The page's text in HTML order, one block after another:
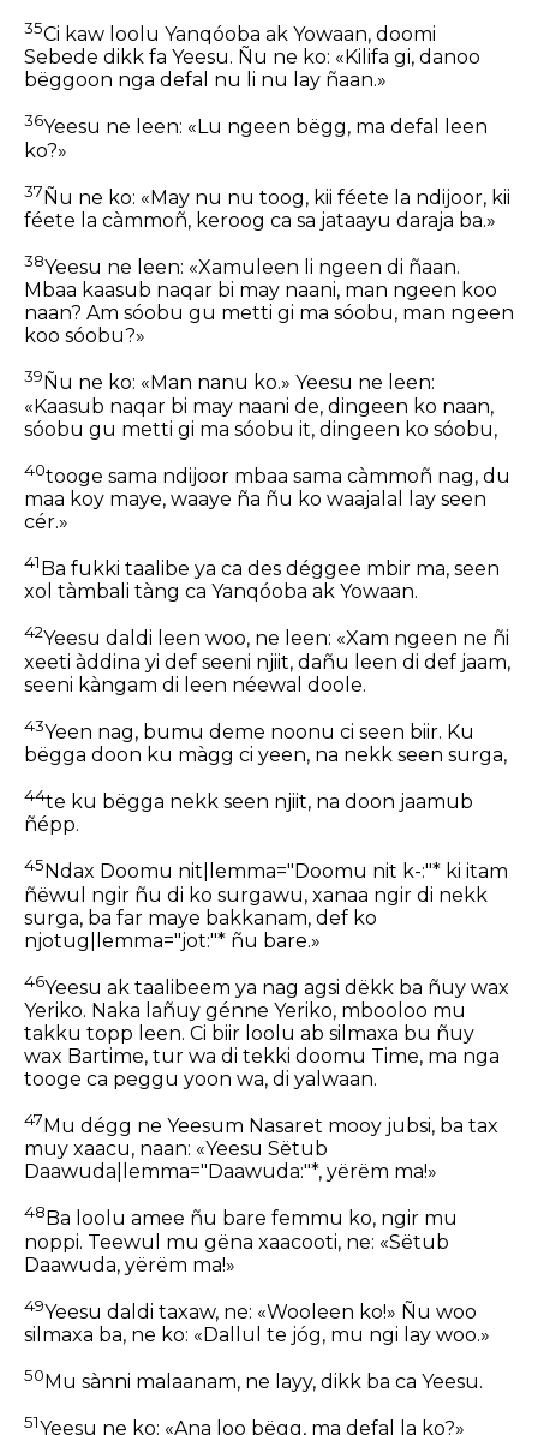
35Ci kaw loolu Yanqóoba ak Yowaan, doomi
Sebede dikk fa Yeesu. Ñu ne ko: «Kilifa gi, danoo
bëggoon nga defal nu li nu lay ñaan.»
36Yeesu ne leen: «Lu ngeen bëgg, ma defal leen
ko?»
37Ñu ne ko: «May nu nu toog, kii féete la ndijoor, kii
féete la càmmoñ, keroog ca sa jataayu daraja ba.»
38Yeesu ne leen: «Xamuleen li ngeen di ñaan.
Mbaa kaasub naqar bi may naani, man ngeen koo
naan? Am sóobu gu metti gi ma sóobu, man ngeen
koo sóobu?»
39 Ñu ne ko: «Man nanu ko.» Yeesu ne leen:
«Kaasub naqar bi may naani de, dingeen ko naan,
sóobu gu metti gi ma sóobu it, dingeen ko sóobu,
40tooge sama ndijoor mbaa sama càmmoñ nag, du
maa koy maye, waaye ña ñu ko waajalal lay seen
cér.»
41 Ba fukki taalibe ya ca des déggee mbir ma, seen
xol tàmbali tàng ca Yanqóoba ak Yowaan.
42Yeesu daldi leen woo, ne leen: «Xam ngeen ne ñi
xeeti àddina yi def seeni njiit, dañu leen di def jaam,
seeni kàngam di leen néewal doole.
43Yeen nag, bumu deme noonu ci seen biir. Ku
bëgga doon ku màgg ci yeen, na nekk seen surga,
44te ku bëgga nekk seen njiit, na doon jaamub
ñépp.
45 Ndax Doomu nit|lemma="Doomu nit k-:"* ki itam
ñëwul ngir ñu di ko surgawu, xanaa ngir di nekk
surga, ba far maye bakkanam, def ko
njotug|lemma="jot:"* ñu bare.»
46Yeesu ak taalibeem ya nag agsi dëkk ba ñuy wax
Yeriko. Naka lañuy génne Yeriko, mbooloo mu
takku topp leen. Ci biir loolu ab silmaxa bu ñuy
wax Bartime, tur wa di tekki doomu Time, ma nga
tooge ca peggu yoon wa, di yalwaan.
47 Mu dégg ne Yeesum Nasaret mooy jubsi, ba tax
muy xaacu, naan: «Yeesu Sëtub
Daawuda|lemma="Daawuda:"*, yërëm ma!»
48 Ba loolu amee ñu bare femmu ko, ngir mu
noppi. Teewul mu gëna xaacooti, ne: «Sëtub
Daawuda, yërëm ma!»
49Yeesu daldi taxaw, ne: «Wooleen ko!» Ñu woo
silmaxa ba, ne ko: «Dallul te jóg, mu ngi lay woo.»
50 Mu sànni malaanam, ne layy, dikk ba ca Yeesu.
51Yeesu ne ko: «Ana loo bëgg, ma defal la ko?»